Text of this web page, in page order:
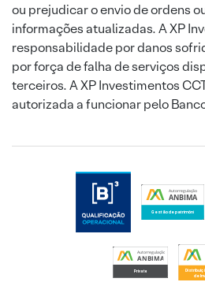
ou prejudicar o envio de ordens
informações atualizadas. A XP
responsabilidade por danos
por força de falha de serviços
terceiros. A XP Investimentos
autorizada a funcionar pelo